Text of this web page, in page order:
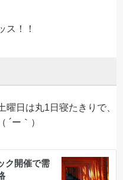
ス！！
日は丸1日寝たきりで、
´ー｀）